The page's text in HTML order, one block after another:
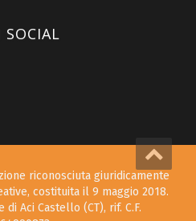
SOCIAL
riconosciuta giuridicamente
costituita il 9 maggio 2018.
Aci Castello (CT), rif. C.F.